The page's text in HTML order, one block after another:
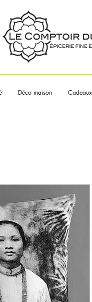
Déco maison Cadeaux